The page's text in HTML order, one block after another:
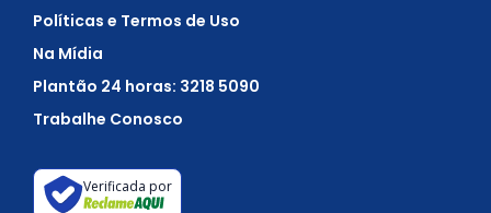
Políticas e Termos de Uso
Na Mídia
Plantão 24 horas: 3218 5090
Trabalhe Conosco
Verificada por